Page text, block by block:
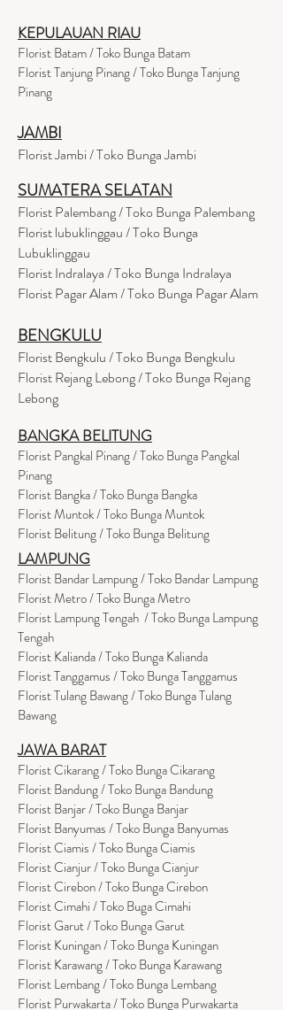
KEPULAUAN RIAU
Florist Batam / Toko Bunga Batam
Florist Tanjung Pinang / Toko Bunga Tanjung
Pinang
JAMBI
Florist Jambi / Toko Bunga Jambi
SUMATERA SELATAN
Florist Palembang / Toko Bunga Palembang
Florist lubuklinggau / Toko Bunga
Lubuklinggau
Florist Indralaya / Toko Bunga Indralaya
Florist Pagar Alam / Toko Bunga Pagar Alam
BENGKULU
Florist Bengkulu / Toko Bunga Bengkulu
Florist Rejang Lebong / Toko Bunga Rejang
Lebong
BANGKA BELITUNG
Florist Pangkal Pinang / Toko Bunga Pangkal
Pinang
Florist Bangka / Toko Bunga Bangka
Florist Muntok / Toko Bunga Muntok
Florist Belitung / Toko Bunga Belitung
LAMPUNG
Florist Bandar Lampung / Toko Bandar Lampung
Florist Metro / Toko Bunga Metro
Florist Lampung Tengah / Toko Bunga Lampung
Tengah
Florist Kalianda / Toko Bunga Kalianda
Florist Tanggamus / Toko Bunga Tanggamus
Florist Tulang Bawang / Toko Bunga Tulang
Bawang
JAWA BARAT
Florist Cikarang/ Toko Bunga Cikarang
Florist Bandung / Toko Bunga Bandung
Florist Banjar / Toko Bunga Banjar
Florist Banyumas / Toko Bunga Banyumas
Florist Ciamis / Toko Bunga Ciamis
Florist Cianjur / Toko Bunga Cianjur
Florist Cirebon / Toko Bunga Cirebon
Florist Cimahi / Toko Buga Cimahi
Florist Garut / Toko Bunga Garut
Florist Kuningan / Toko Bunga Kuningan
Florist Karawang / Toko Bunga Karawang
Florist Lembang / Toko Bunga Lembang
Florist Purwakarta / Toko Bunga Purwakarta